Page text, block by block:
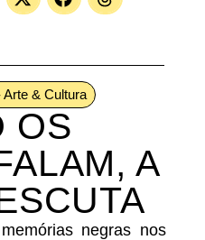
Arte & Cultura
OS
A
negras nos